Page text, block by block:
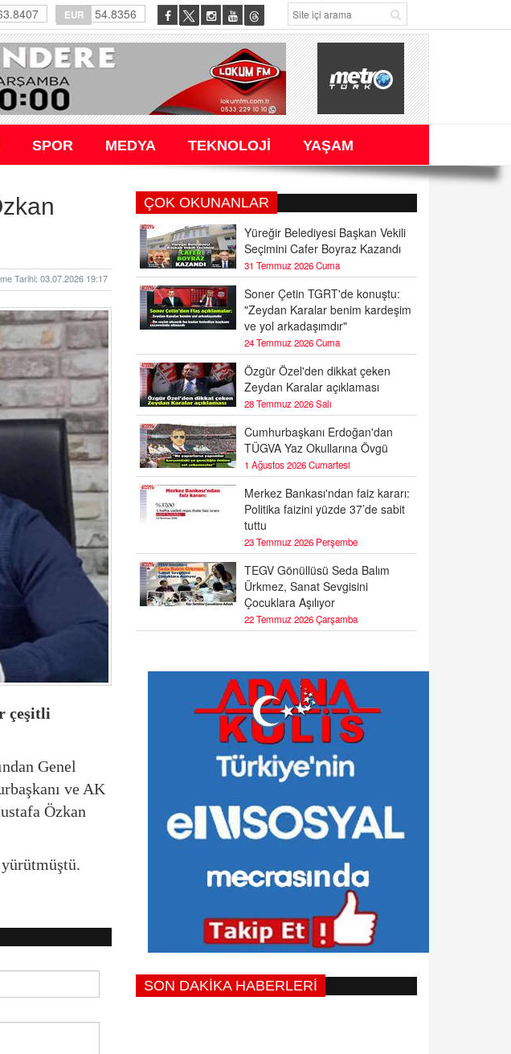
EUR 54.8356
SPOR MEDYA TEKNOLOJİ YAŞAM
Tarihi: 03.07.2026 19:17
çeşitli
Genel
ve AK
Özkan
ÇOK OKUNANLAR
Yüreğir Belediyesi Başkan Vekili
Seçimini Cafer Boyraz Kazandı
31 Temmuz 2026 Cuma
Soner Çetin TGRT'de konuştu:
"Zeydan Karalar benim kardeşim
ve yol arkadaşımdır"
24 Temmuz 2026 Cuma
Özgür Özel'den dikkat çeken
Zeydan Karalar açıklaması
28 Temmuz 2026 Salı
Cumhurbaşkanı Erdoğan'dan
TÜGVA Yaz Okullarına Övgü
1 Ağustos 2026 Cumartesi
Merkez Bankası'ndan faiz kararı:
Politika faizini yüzde 37’de sabit
tuttu
23 Temmuz 2026 Perşembe
TEGV Gönüllüsü Seda Balım
Ürkmez, Sanat Sevgisini
Çocuklara Aşılıyor
22 Temmuz 2026 Çarşamba
SON DAKİKA HABERLERİ